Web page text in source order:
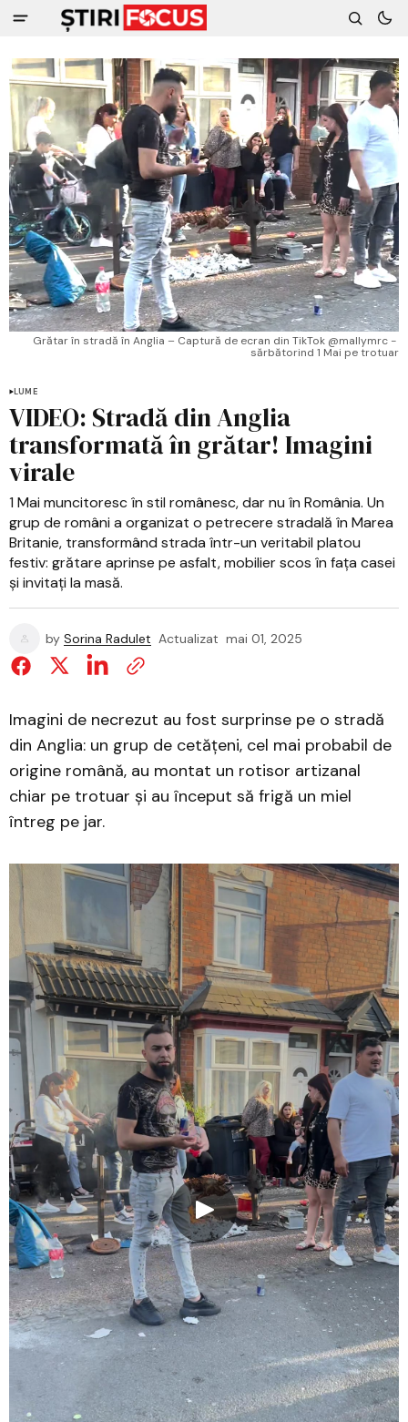
Grătar în stradă în Anglia – Captură de ecran din TikTok @mallymrc -
sărbătorind 1 Mai pe trotuar
LUME
VIDEO: Stradă din Anglia
transformată în grătar! Imagini
virale
1 Mai muncitoresc în stil românesc, dar nu în România. Un
grup de români a organizat o petrecere stradală în Marea
Britanie, transformând strada într-un veritabil platou
festiv: grătare aprinse pe asfalt, mobilier scos în fața casei
și invitați la masă.
by Sorina Radulet Actualizat mai 01, 2025
Imagini de necrezut au fost surprinse pe o stradă
din Anglia: un grup de cetățeni, cel mai probabil de
origine română, au montat un rotisor artizanal
chiar pe trotuar și au început să frigă un miel
întreg pe jar.